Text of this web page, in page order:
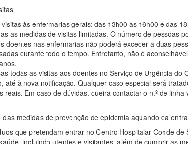
às enfermarias gerais: das 13h00 às 16h00 e das
as medidas de visitas limitadas. O número de pessoas
doentes nas enfermarias não poderá exceder a duas
durante todo o tempo. Entretanto, não é
todas as visitas aos doentes no Serviço de Urgência do
até à nova notificação. Qualquer caso especial será
reais. Em caso de dúvidas, queira contactar o n.º de
das medidas de prevenção de epidemia aquando da
que pretendam entrar no Centro Hospitalar Conde de
incluindo utentes e visitantes, além de cumprir as